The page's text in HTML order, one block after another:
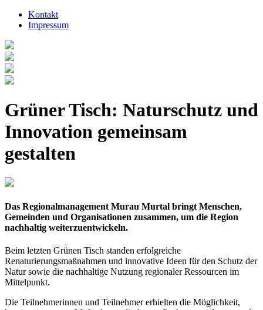
Kontakt
Impressum
Grüner Tisch: Naturschutz und
Innovation gemeinsam
gestalten
Das Regionalmanagement Murau Murtal bringt Menschen,
Gemeinden und Organisationen zusammen, um die Region
nachhaltig weiterzuentwickeln.
Beim letzten Grünen Tisch standen erfolgreiche
Renaturierungsmaßnahmen und innovative Ideen für den Schutz der
Natur sowie die nachhaltige Nutzung regionaler Ressourcen im
Mittelpunkt.
Die Teilnehmerinnen und Teilnehmer erhielten die Möglichkeit,